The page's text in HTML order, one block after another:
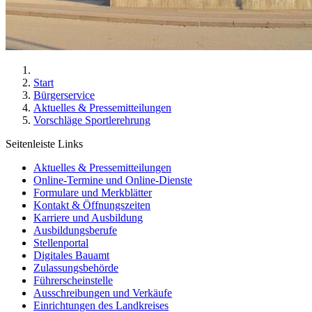
Start
Bürgerservice
Aktuelles & Pressemitteilungen
Vorschläge Sportlerehrung
Seitenleiste Links
Aktuelles & Pressemitteilungen
Online-Termine und Online-Dienste
Formulare und Merkblätter
Kontakt & Öffnungszeiten
Karriere und Ausbildung
Ausbildungsberufe
Stellenportal
Digitales Bauamt
Zulassungsbehörde
Führerscheinstelle
Ausschreibungen und Verkäufe
Einrichtungen des Landkreises